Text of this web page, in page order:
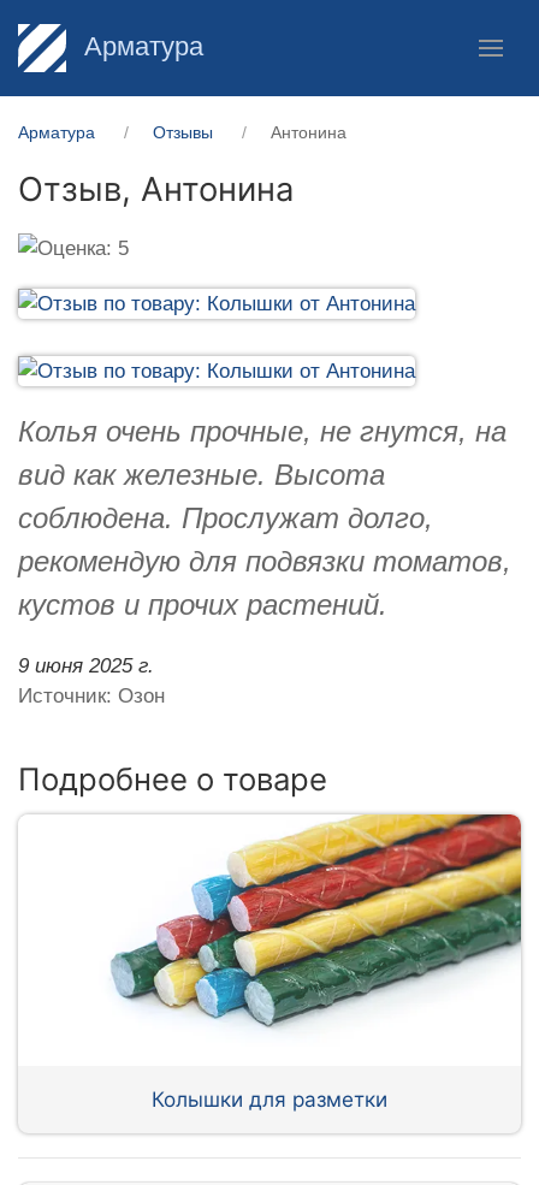
Арматура
Арматура Отзывы Антонина
Отзыв, Антонина
Колья очень прочные, не гнутся, на
вид как железные. Высота
соблюдена. Прослужат долго,
рекомендую для подвязки томатов,
кустов и прочих растений.
9 июня 2025 г.
Источник: Озон
Подробнее о товаре
Колышки для разметки